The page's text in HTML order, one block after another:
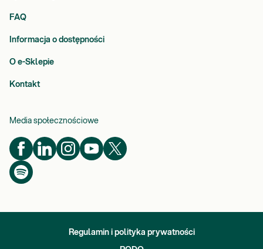
FAQ
Informacja o dostępności
O e-Sklepie
Kontakt
Media społecznościowe
Regulamin i polityka prywatności